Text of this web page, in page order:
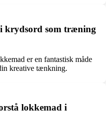
krydsord som træning
er en fantastisk måde
kreative tænkning.
lokkemad i